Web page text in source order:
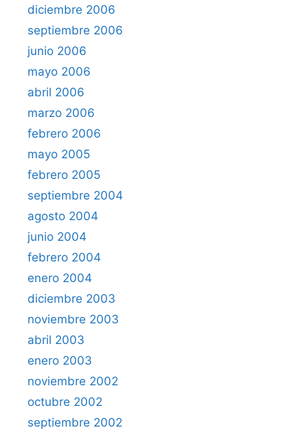
diciembre 2006
septiembre 2006
junio 2006
mayo 2006
abril 2006
marzo 2006
febrero 2006
mayo 2005
febrero 2005
septiembre 2004
agosto 2004
junio 2004
febrero 2004
enero 2004
diciembre 2003
noviembre 2003
abril 2003
enero 2003
noviembre 2002
octubre 2002
septiembre 2002